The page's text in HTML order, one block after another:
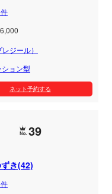
ジール）
ション型
ネット予約する
39
き(42)